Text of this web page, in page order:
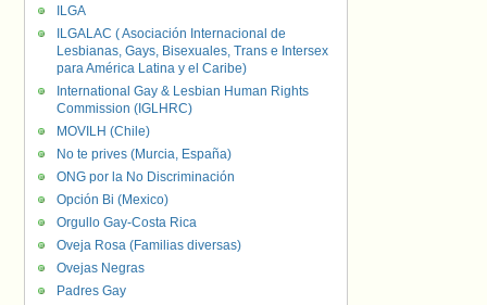
ILGA
ILGALAC ( Asociación Internacional de
Lesbianas, Gays, Bisexuales, Trans e Intersex
para América Latina y el Caribe)
International Gay & Lesbian Human Rights
Commission (IGLHRC)
MOVILH (Chile)
No te prives (Murcia, España)
ONG por la No Discriminación
Opción Bi (Mexico)
Orgullo Gay-Costa Rica
Oveja Rosa (Familias diversas)
Ovejas Negras
Padres Gay